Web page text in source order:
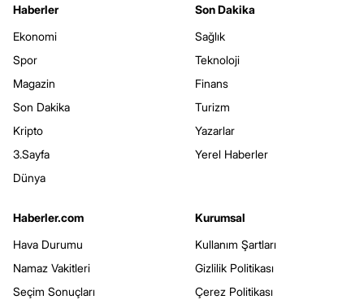
Haberler
Ekonomi
Spor
Magazin
Son Dakika
Kripto
3.Sayfa
Dünya
Son Dakika
Sağlık
Teknoloji
Finans
Turizm
Yazarlar
Yerel Haberler
Haberler.com
Hava Durumu
Namaz Vakitleri
Seçim Sonuçları
Kurumsal
Kullanım Şartları
Gizlilik Politikası
Çerez Politikası